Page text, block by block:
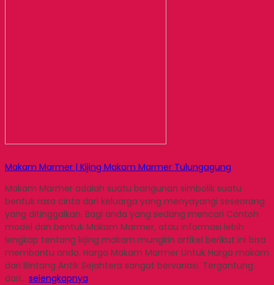
Makam Marmer | Kijing Makam Marmer Tulungagung
Makam Marmer adalah suatu bangunan simbolik suatu
bentuk rasa cinta dari keluarga yang menyayangi seseorang
yang ditinggalkan. Bagi anda yang sedang mencari Contoh
model dan bentuk Makam Marmer, atau informasi lebih
lengkap tentang kijing makam mungkin artikel berikut ini bisa
membantu anda. Harga Makam Marmer Untuk Harga makam
dari Bintang Antik Sejahtera sangat bervariasi. Tergantung
dari… selengkapnya